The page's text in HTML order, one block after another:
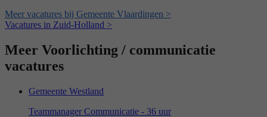
Meer vacatures bij Gemeente Vlaardingen >
Vacatures in Zuid-Holland >
Meer Voorlichting / communicatie
vacatures
Gemeente Westland
Teammanager Communicatie - 36 uur